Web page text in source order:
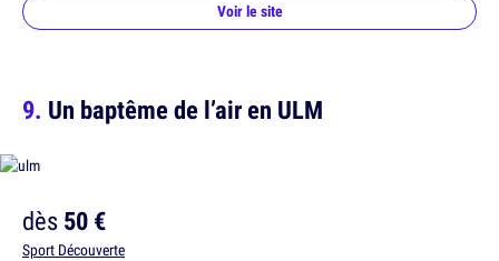
Voir le site
Un baptême de l’air en ULM
dès50 €
Sport Découverte